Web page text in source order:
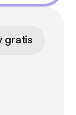
gratis